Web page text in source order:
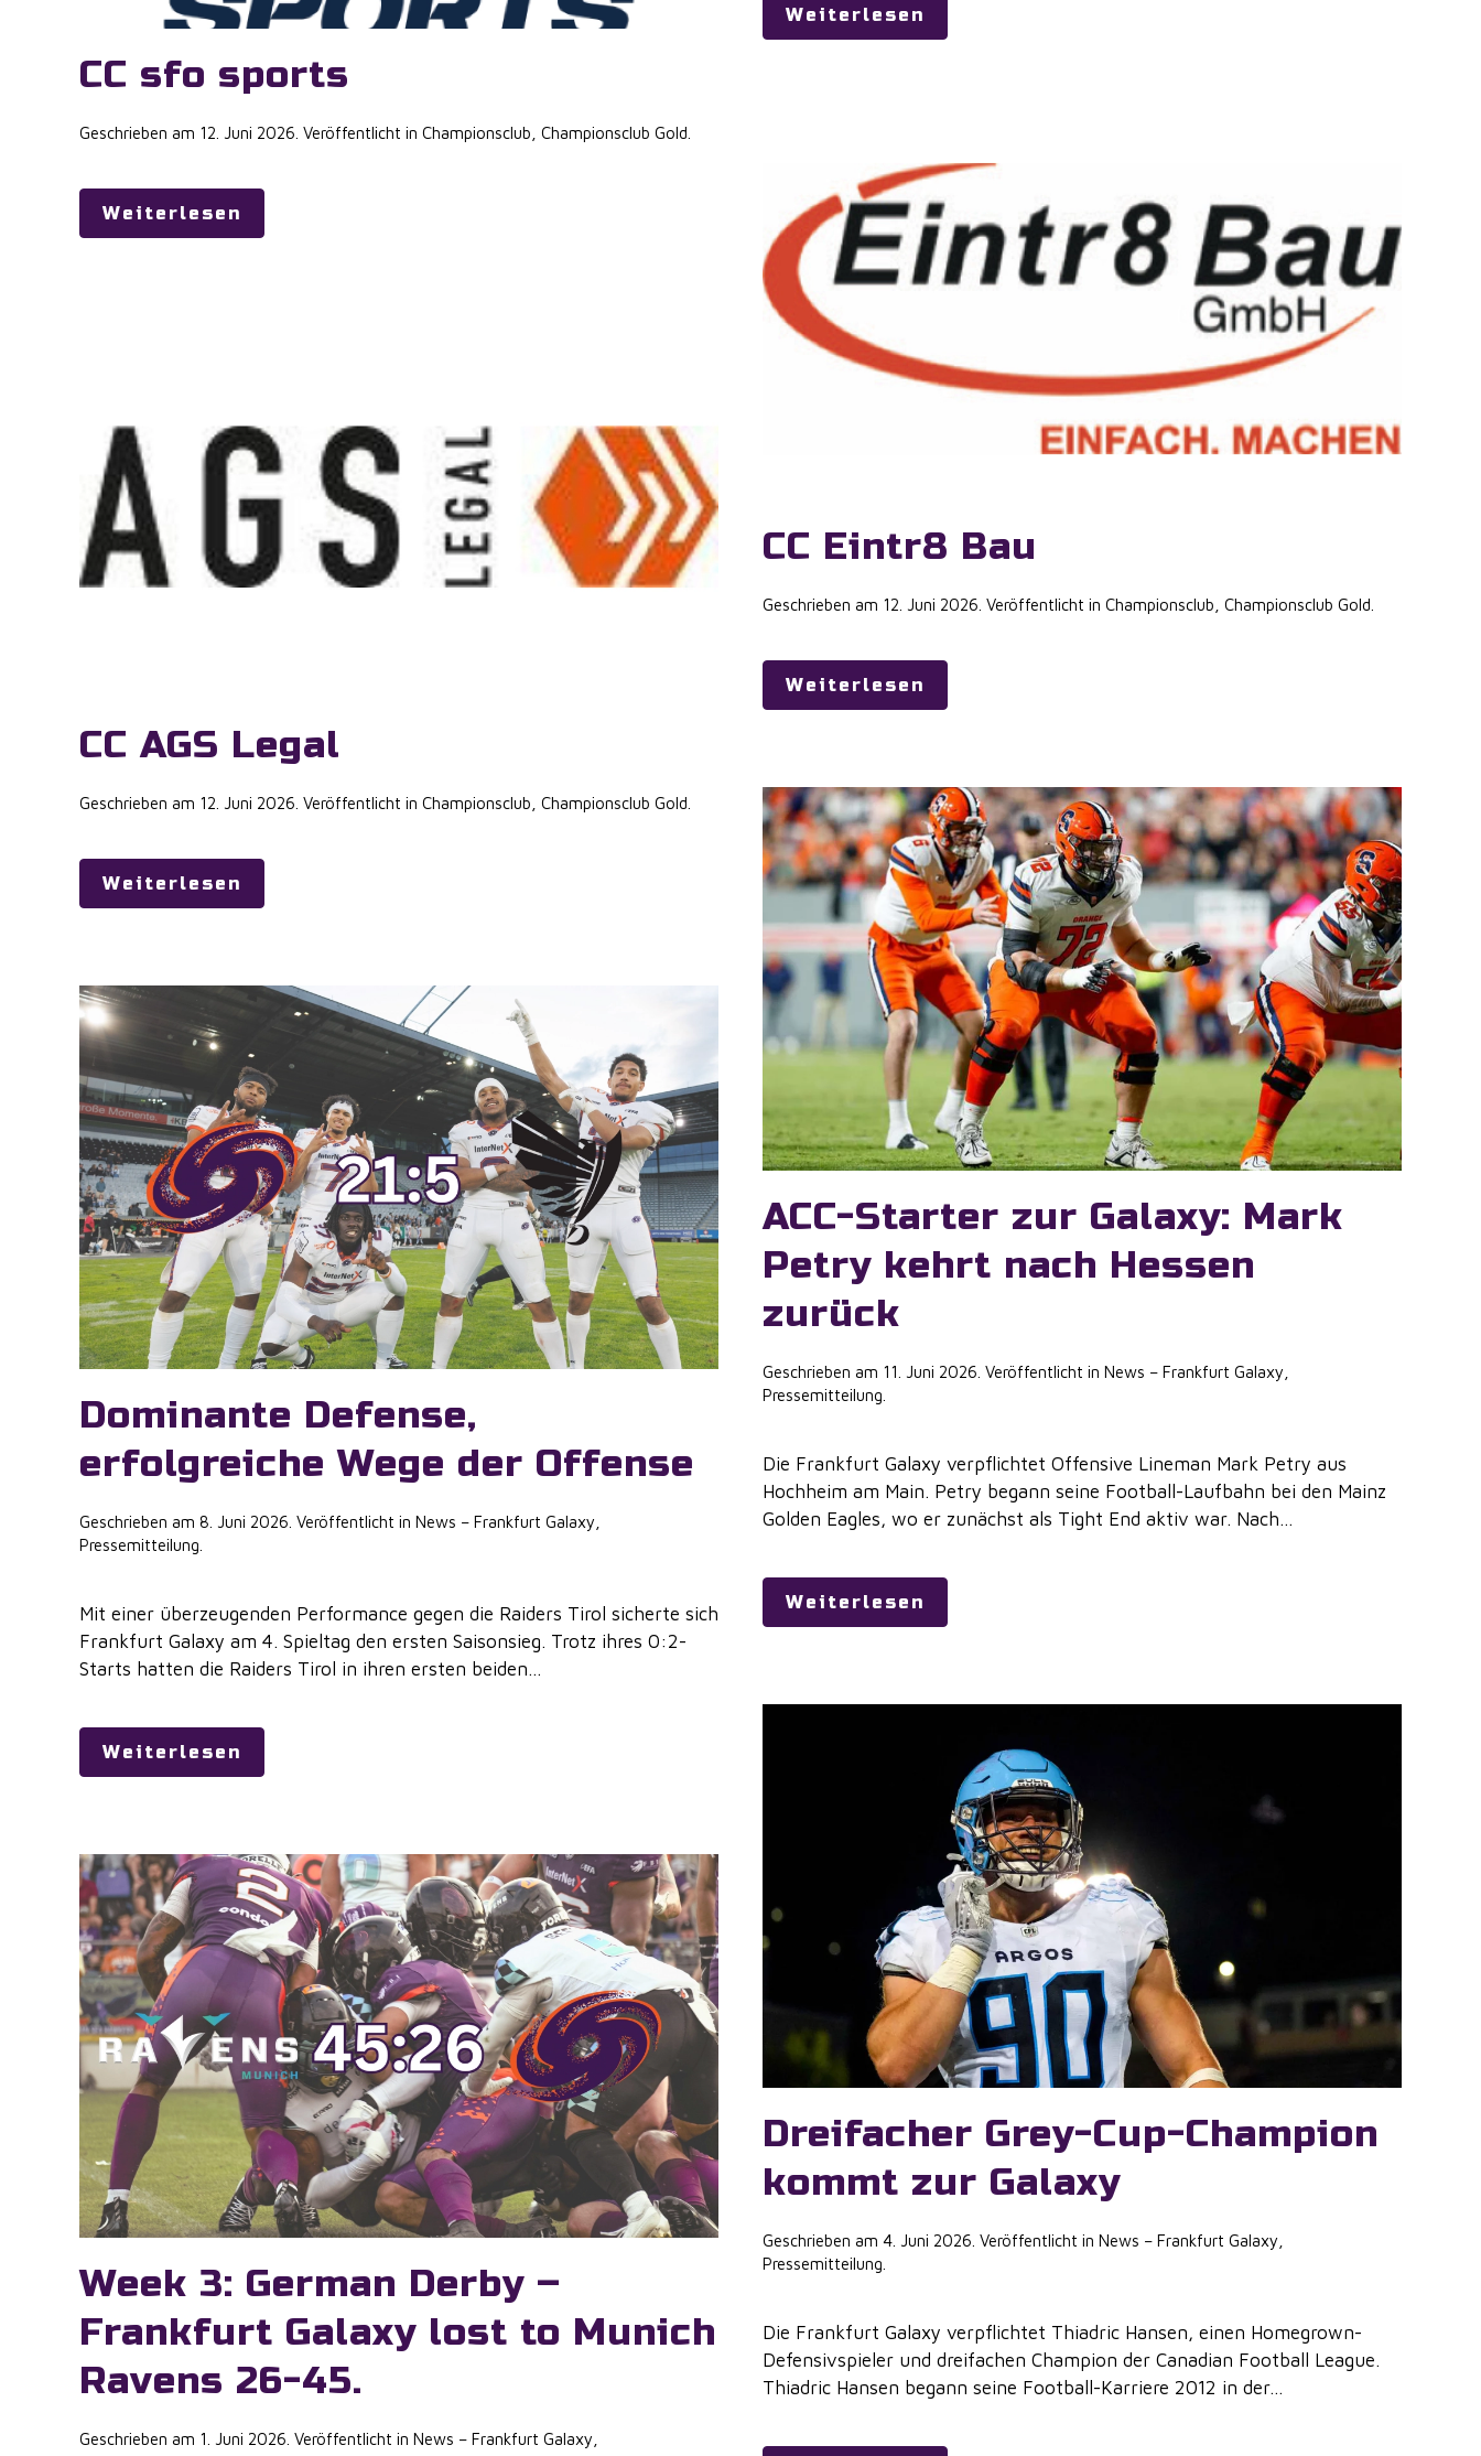
Weiterlesen
CC sfo sports
Geschrieben am 12. Juni 2026 . Veröffentlicht in Championsclub Championsclub Gold
Weiterlesen
CC Eintr8 Bau
Geschrieben am 12. Juni 2026 . Veröffentlicht in Championsclub Championsclub Gold
Weiterlesen
CC AGS Legal
Geschrieben am 12. Juni 2026 . Veröffentlicht in Championsclub Championsclub Gold
Weiterlesen
ACC-Starter zur Galaxy: Mark
Petry kehrt nach Hessen
zurück
Geschrieben am 11. Juni 2026 . Veröffentlicht in News – Frankfurt Galaxy
Pressemitteilung
Die Frankfurt Galaxy verpflichtet Offensive Lineman Mark Petry aus
Hochheim am Main. Petry begann seine Football-Laufbahn bei den Mainz
Golden Eagles, wo er zunächst als Tight End aktiv war. Nach...
Weiterlesen
Dominante Defense,
erfolgreiche Wege der Offense
Geschrieben am 8. Juni 2026 . Veröffentlicht in News – Frankfurt Galaxy
Pressemitteilung
Mit einer überzeugenden Performance gegen die Raiders Tirol sicherte sich
Frankfurt Galaxy am 4. Spieltag den ersten Saisonsieg. Trotz ihres 0:2-
Starts hatten die Raiders Tirol in ihren ersten beiden...
Weiterlesen
Dreifacher Grey-Cup-Champion
kommt zur Galaxy
Geschrieben am 4. Juni 2026 . Veröffentlicht in News – Frankfurt Galaxy
Pressemitteilung
Die Frankfurt Galaxy verpflichtet Thiadric Hansen, einen Homegrown-
Defensivspieler und dreifachen Champion der Canadian Football League.
Thiadric Hansen begann seine Football-Karriere 2012 in der...
Week 3: German Derby –
Frankfurt Galaxy lost to Munich
Ravens 26-45.
Geschrieben am 1. Juni 2026 . Veröffentlicht in News – Frankfurt Galaxy